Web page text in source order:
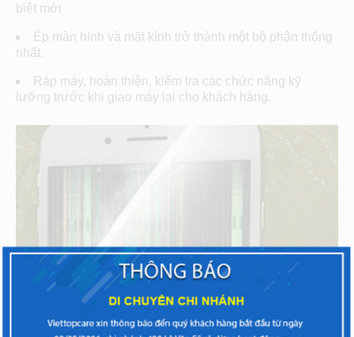
biệt mới
Ép màn hình và mặt kính trở thành một bộ phận thống
nhất.
Ráp máy, hoàn thiện, kiểm tra các chức năng kỹ
lưỡng trước khi giao máy lại cho khách hàng.